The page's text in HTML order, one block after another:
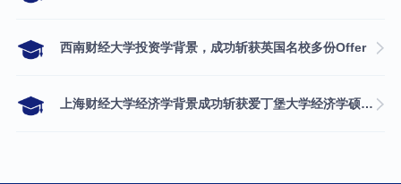
西南财经大学投资学背景，成功斩获英国名校多份Offer
上海财经大学经济学背景成功斩获爱丁堡大学经济学硕士录取